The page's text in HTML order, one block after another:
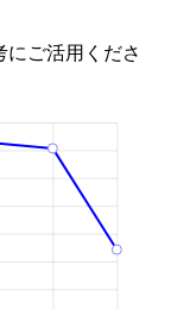
ご活用くださ